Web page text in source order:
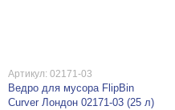
Артикул: 02171-03
Ведро для мусора FlipBin
Curver Лондон 02171-03 (25 л)